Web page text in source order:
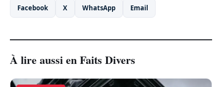
Facebook X WhatsApp Email
À lire aussi en Faits Divers